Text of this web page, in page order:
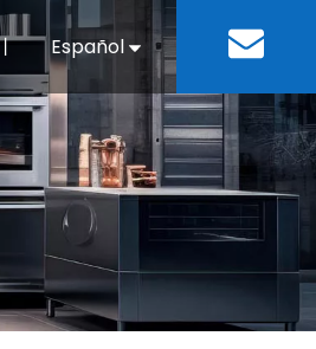
Equipos de refrigeración
para lavar platos
Residencias de
Español
English